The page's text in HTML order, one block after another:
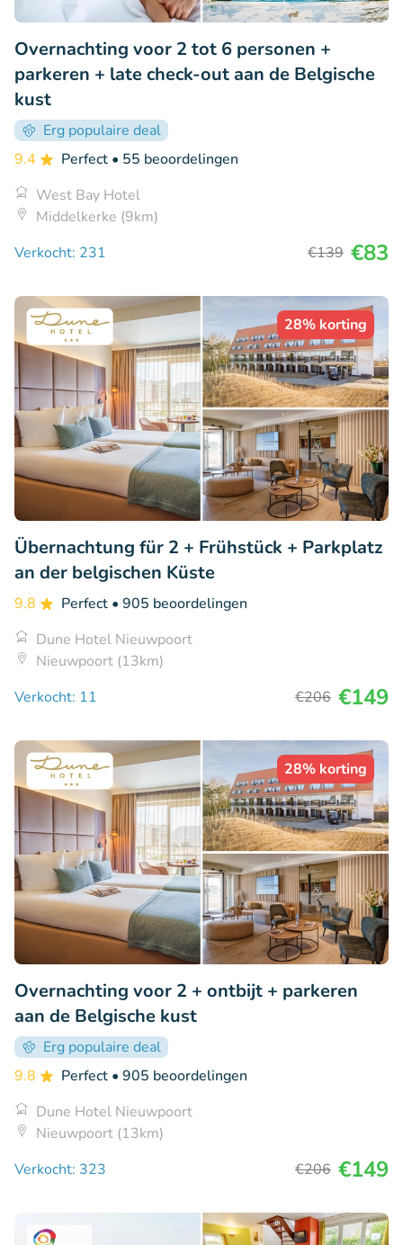
Overnachting voor 2 tot 6 personen +
parkeren + late check-out aan de Belgische
kust
Erg populaire deal
9.4
Perfect • 55 beoordelingen
West Bay Hotel
Middelkerke (9km)
Verkocht: 231
€139 €83
28% korting
Übernachtung für 2 + Frühstück + Parkplatz
an der belgischen Küste
9.8 Perfect • 905 beoordelingen
Dune Hotel Nieuwpoort
Nieuwpoort (13km)
Verkocht: 11
€206 €149
28% korting
Overnachting voor 2 + ontbijt + parkeren
aan de Belgische kust
Erg populaire deal
9.8
Perfect • 905 beoordelingen
Dune Hotel Nieuwpoort
Nieuwpoort (13km)
Verkocht: 323
€206 €149